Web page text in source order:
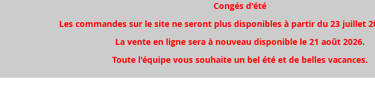
Congés d'été
Les commandes sur le site ne seront plus disponibles à partir du 23 juillet
La vente en ligne sera à nouveau disponible le 21 août 2026.
Toute l'équipe vous souhaite un bel été et de belles vacances.